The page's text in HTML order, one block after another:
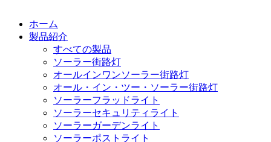
ホーム
製品紹介
すべての製品
ソーラー街路灯
オールインワンソーラー街路灯
オール・イン・ツー・ソーラー街路灯
ソーラーフラッドライト
ソーラーセキュリティライト
ソーラーガーデンライト
ソーラーポストライト